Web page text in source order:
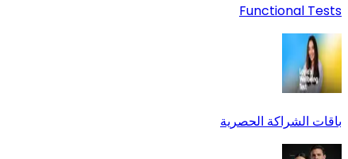
Functional Tests
باقات الشراكة الحصرية